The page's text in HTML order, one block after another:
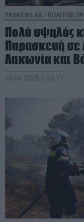
PRONEWS.GR / ΠΟΛΙΤΙΚΗ
Πολύ υψηλός
Παρασκευή σε
Λακωνία και
26.06.2025 | 20:15